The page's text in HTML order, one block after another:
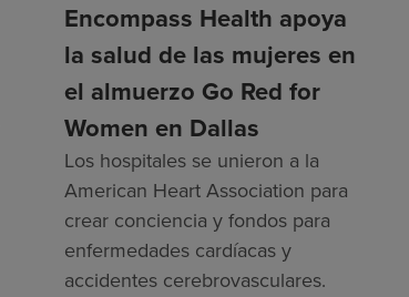
Encompass Health apoya
la salud de las mujeres en
el almuerzo Go Red for
Women en Dallas
Los hospitales se unieron a la
American Heart Association para
crear conciencia y fondos para
enfermedades cardíacas y
accidentes cerebrovasculares.